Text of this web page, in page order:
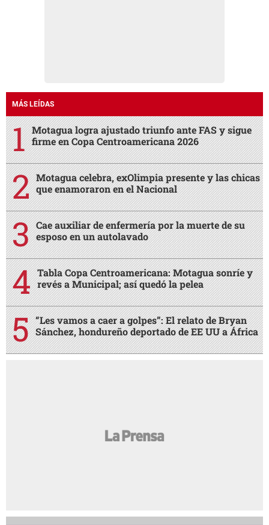
MÁS LEÍDAS
Motagua logra ajustado triunfo ante FAS y sigue
firme en Copa Centroamericana 2026
Motagua celebra, exOlimpia presente y las chicas
que enamoraron en el Nacional
Cae auxiliar de enfermería por la muerte de su
esposo en un autolavado
Tabla Copa Centroamericana: Motagua sonríe y
revés a Municipal; así quedó la pelea
“Les vamos a caer a golpes”: El relato de Bryan
Sánchez, hondureño deportado de EE UU a África